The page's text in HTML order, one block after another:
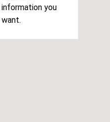
information you
want.